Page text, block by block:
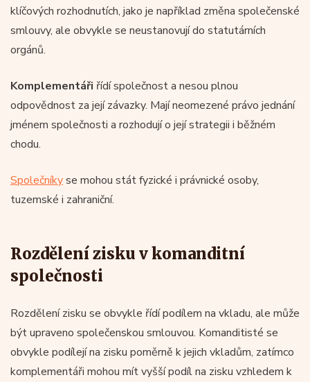
klíčových rozhodnutích, jako je například změna společenské
smlouvy, ale obvykle se neustanovují do statutárních
orgánů.
Komplementáři řídí společnost a nesou plnou
odpovědnost za její závazky. Mají neomezené právo jednání
jménem společnosti a rozhodují o její strategii i běžném
chodu.
Společníkyse mohou stát fyzické i právnické osoby,
tuzemské i zahraniční.
Rozdělení zisku v komanditní
společnosti
Rozdělení zisku se obvykle řídí podílem na vkladu, ale může
být upraveno společenskou smlouvou. Komanditisté se
obvykle podílejí na zisku poměrně k jejich vkladům, zatímco
komplementáři mohou mít vyšší podíl na zisku vzhledem k